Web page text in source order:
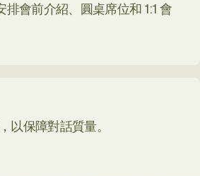
排會前介紹、圓桌席位和 1:1 會
以保障對話質量。